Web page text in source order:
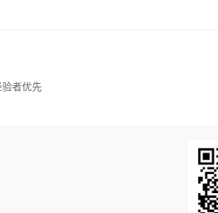
者优先